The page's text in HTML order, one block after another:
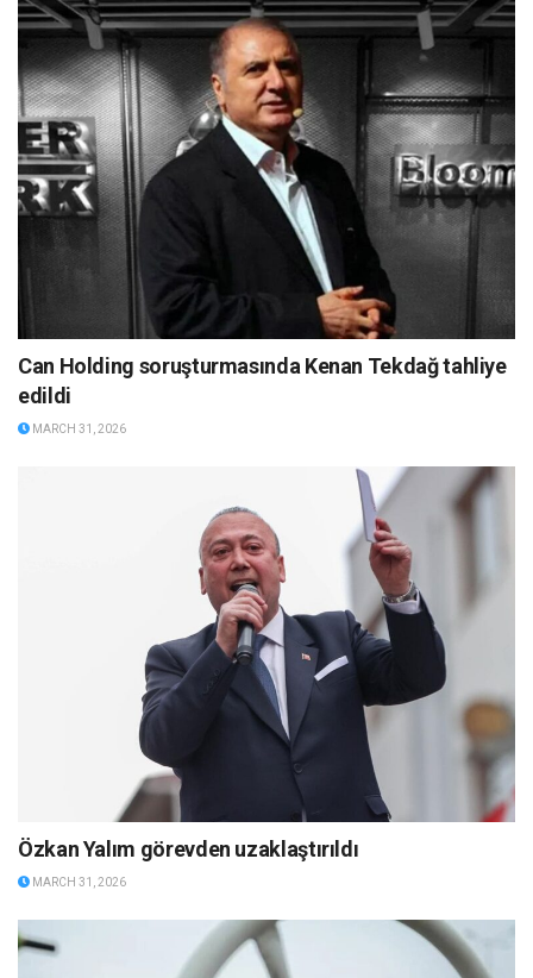
Can Holding soruşturmasında Kenan Tekdağ tahliye
edildi
MARCH 31, 2026
Özkan Yalım görevden uzaklaştırıldı
MARCH 31, 2026